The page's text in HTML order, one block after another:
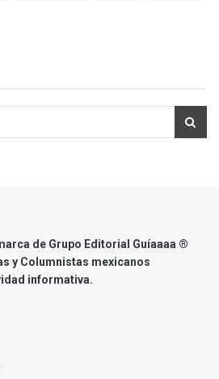
de Grupo Editorial Guíaaaa ®
y Columnistas mexicanos
informativa.